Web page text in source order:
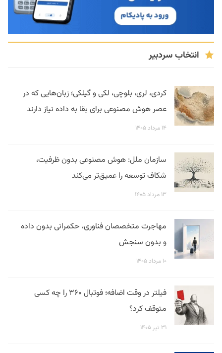
انتخاب سردبیر
کردی، لری، بلوچی، لکی و گیلکی؛ زبان‌هایی که در
عصر هوش مصنوعی برای بقا به داده نیاز دارند
۱۴ مرداد ۱۴۰۵
سازمان ملل: هوش مصنوعی بدون ظرفیت،
شکاف توسعه را عمیق‌تر می‌کند
۱۳ مرداد ۱۴۰۵
مهاجرت متخصصان فناوری، حکمرانی بدون داده
و بدون سنجش
۱۰ مرداد ۱۴۰۵
فیلتر در وقت اضافه؛ فوتبال ۳۶۰ را چه کسی
متوقف کرد؟
۳۱ تیر ۱۴۰۵